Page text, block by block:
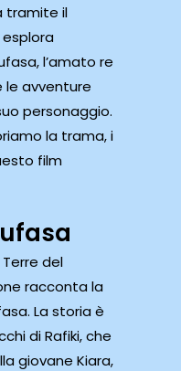
tramite il
esplora
l’amato re
le avventure
personaggio.
la trama, i
film
del
racconta la
La storia è
di Rafiki, che
giovane Kiara,